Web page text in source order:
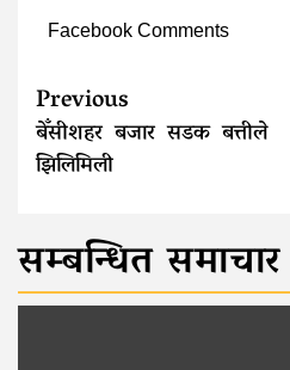
Facebook Comments
Continue
Reading
Previous
बेँसीशहर बजार सडक बत्तीले
झिलिमिली
सम्बन्धित समाचार